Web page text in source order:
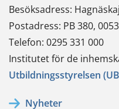
Besöksadress:
Postadress: PB 380,
Telefon: 0295 331 000
Institutet för de
Utbildningsstyrelsen
Nyheter